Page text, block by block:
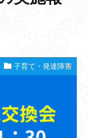
子育て・発達障害